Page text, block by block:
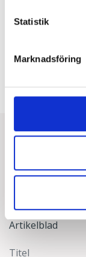
Statistik
Marknadsföring
Montage
För montage
Typ av
Artikelblad